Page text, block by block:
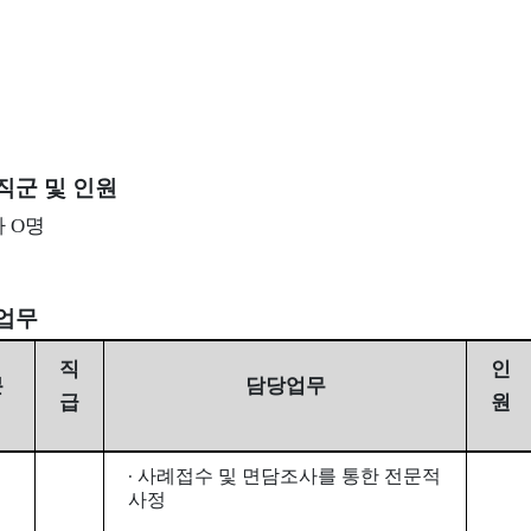
군 및 인원
O명
무
직
급
담당업무
인
원
∙ 사례접수 및 면담조사를 통한 전문적
사정